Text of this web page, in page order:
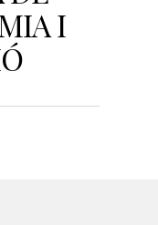
I